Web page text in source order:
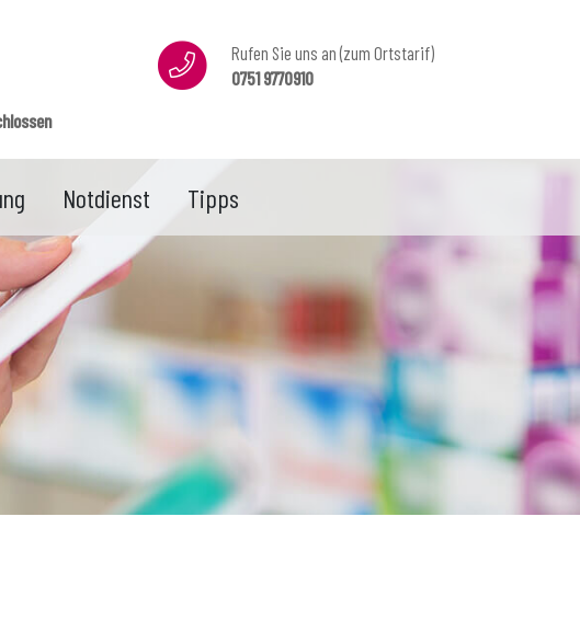
Rufen Sie uns an (zum Ortstarif)
0751 9770910
Notdienst Tipps